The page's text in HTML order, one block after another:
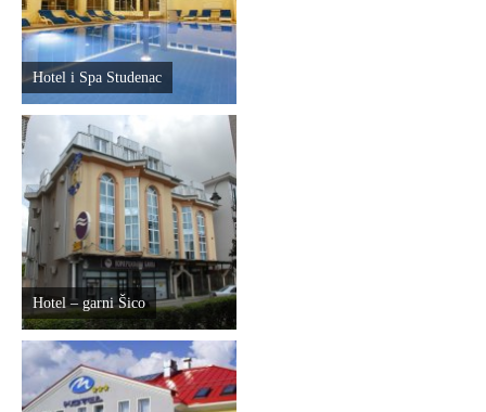
E-Brochure
Otkrij Srpsku
Hotel i Spa Studenac
Hotel – garni Šico